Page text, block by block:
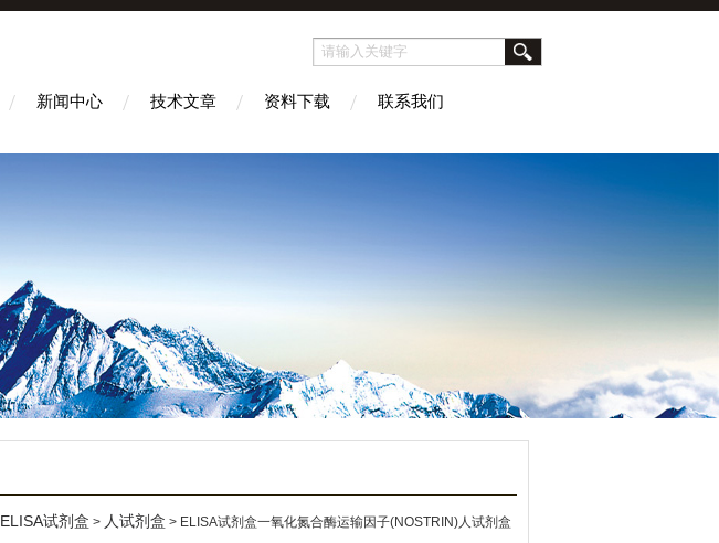
新闻中心 技术文章 资料下载 联系我们
ELISA试剂盒 > 人试剂盒 > ELISA试剂盒一氧化氮合酶运输因子(NOSTRIN)人试剂盒